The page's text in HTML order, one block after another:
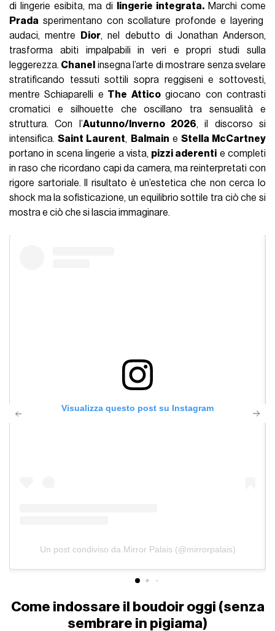
di lingerie esibita, ma di
lingerie integrata. Marchi come
Prada sperimentano con scollature profonde e layering
audaci, mentre
Dior, nel debutto di Jonathan Anderson,
trasforma abiti impalpabili in veri e propri studi sulla
leggerezza. Chanel insegna l’arte di mostrare senza svelare
stratificando tessuti sottili sopra reggiseni e sottovesti,
mentre Schiaparelli e The Atticogiocano con contrasti
cromatici e silhouette che oscillano tra sensualità e
struttura. Con l’Autunno/Inverno 2026, il discorso si
intensifica.Saint Laurent, Balmain e Stella McCartney
portano in scena lingerie a vista, pizzi aderenti e completi
in raso che ricordano capi da camera, ma reinterpretati con
rigore sartoriale. Il risultato è un’estetica che non cerca lo
shock ma la sofisticazione, un equilibrio sottile tra ciò che si
mostra e ciò che si lascia immaginare.
Visualizza questo post su Instagram
Un post condiviso da Mirror Palais (@mirrorpalais)
Come indossare il boudoir oggi (senza
sembrare in pigiama)